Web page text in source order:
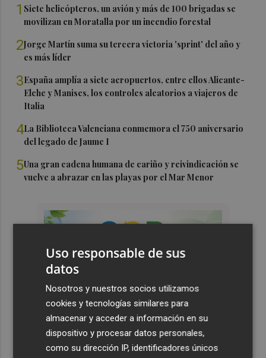
1 Siete helicópteros, un avión y más de 100 brigadas se
movilizan en Moratalla por un incendio forestal
2Jorge Martín suma su tercera victoria 'sprint' del año y
es más líder
3España amplía a siete aeropuertos, entre ellos Alicante-
Elche y Manises, los controles aleatorios a viajeros de
Italia
4La Biblioteca Valenciana conmemora el 750 aniversario
del legado de Jaume I
5Una gran cadena humana de cariño y reivindicación se
vuelve a abrazar en las playas por el Mar Menor
Uso responsable de sus
datos
Nosotros y nuestros socios utilizamos
cookies y tecnologías similares para
almacenar y acceder a información en su
dispositivo y procesar datos personales,
como su dirección IP, identificadores únicos